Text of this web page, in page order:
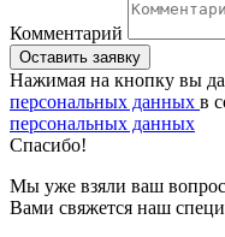
Комментарий
Нажимая на кнопку вы
персональных данных в
персональных данных
Спасибо!
Мы уже взяли ваш
Вами свяжется наш